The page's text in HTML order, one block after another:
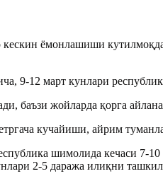
кескин ёмонлашиши
9-12 март кунлари
баъзи жойларда қорга
кучайиши, айрим
шимолида кечаси 7-
2-5 даража илиқни